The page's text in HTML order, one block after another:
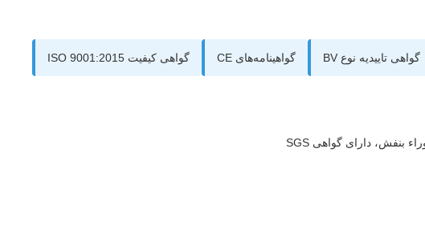
گواهی تاییدیه نوع BV گواهینامه‌های CE گواهی کیفیت ISO 9001:2015